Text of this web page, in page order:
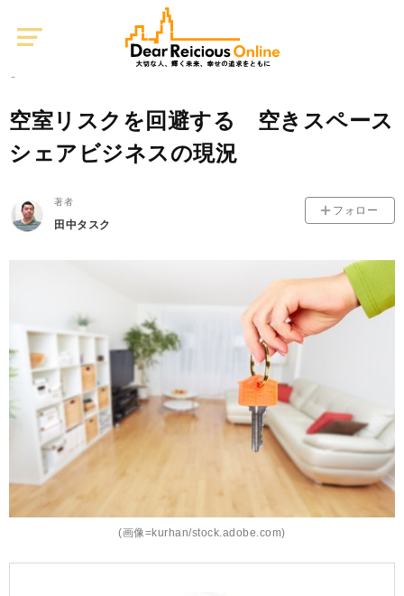
不動産投資
空室リスクを回避する 空きスペース
シェアビジネスの現況
著者
田中タスク
フォロー
(画像=kurhan/stock.adobe.com)